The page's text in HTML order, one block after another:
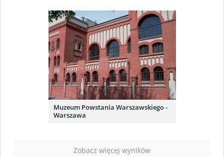
Muzeum Powstania Warszawskiego -
Warszawa
Zobacz więcej wyników